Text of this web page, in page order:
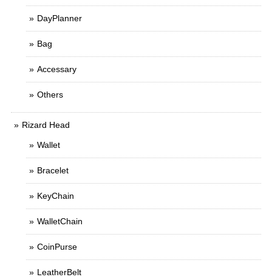
DayPlanner
Bag
Accessary
Others
Rizard Head
Wallet
Bracelet
KeyChain
WalletChain
CoinPurse
LeatherBelt